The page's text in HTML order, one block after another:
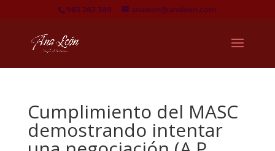
983 262 389 analeon@analeon.com
Cumplimiento del MASC
demostrando intentar